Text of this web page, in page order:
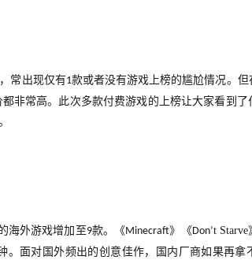
常出现仅有1款或者没有游戏上榜的尴尬情况。
非常高。此次多款付费游戏的上榜让大家看到
海外游戏增加至9款。《Minecraft》《Don’t Starve
面对国外频出的创意佳作，国内厂商如果再拿